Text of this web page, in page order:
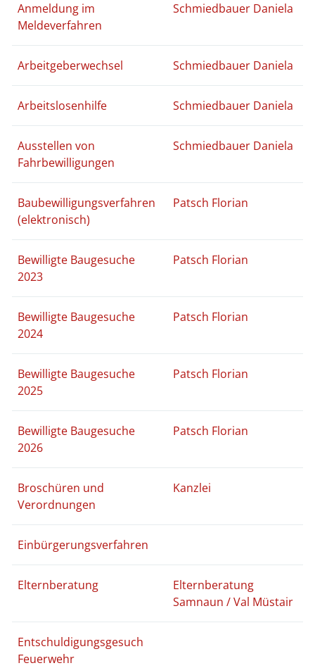
Anmeldung im
Meldeverfahren
Schmiedbauer Daniela
Arbeitgeberwechsel Schmiedbauer Daniela
Arbeitslosenhilfe Schmiedbauer Daniela
Ausstellen von
Fahrbewilligungen
Schmiedbauer Daniela
Baubewilligungsverfahren
(elektronisch)
Patsch Florian
Bewilligte Baugesuche
2023
Patsch Florian
Bewilligte Baugesuche
2024
Patsch Florian
Bewilligte Baugesuche
2025
Patsch Florian
Bewilligte Baugesuche
2026
Patsch Florian
Broschüren und
Verordnungen
Kanzlei
Einbürgerungsverfahren
Elternberatung
Elternberatung
Samnaun / Val Müstair
Entschuldigungsgesuch
Feuerwehr